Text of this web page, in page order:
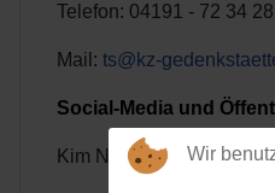
Telefon: 04191 - 72 34 28
Mail: ts@kz-
Social-Media und
Kim NierobischWir